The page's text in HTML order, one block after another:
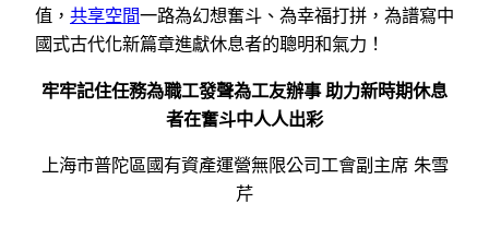
值， 共享空間一路為幻想奮斗、為幸福打拼，為譜寫中
國式古代化新篇章進獻休息者的聰明和氣力！
牢牢記住任務為職工發聲為工友辦事 助力新時期休息
者在奮斗中人人出彩
上海市普陀區國有資產運營無限公司工會副主席 朱雪
芹